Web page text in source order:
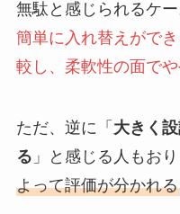
無駄と感じられるケー
簡単に入れ替えがで
較し、柔軟性の面で
ただ、逆に「 大きく
る 」と感じる人もお
よって評価が分かれる